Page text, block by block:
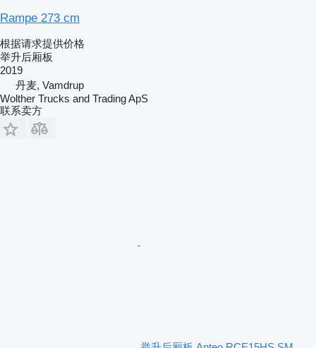
Rampe 273 cm
根据请求提供价格
举升后厢板
2019
丹麦, Vamdrup
Wolther Trucks and Trading ApS
联系卖方